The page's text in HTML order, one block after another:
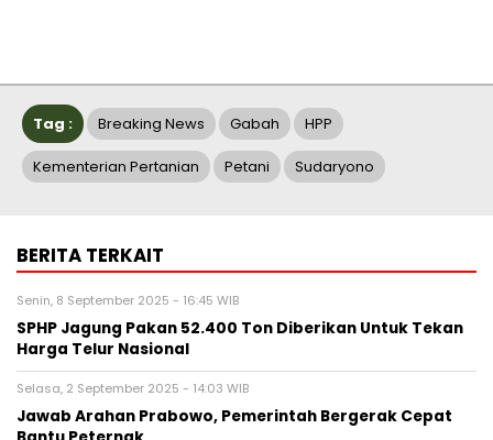
Tag : Breaking News Gabah HPP
Kementerian Pertanian Petani Sudaryono
BERITA TERKAIT
Senin, 8 September 2025 - 16:45 WIB
SPHP Jagung Pakan 52.400 Ton Diberikan Untuk Tekan
Harga Telur Nasional
Selasa, 2 September 2025 - 14:03 WIB
Jawab Arahan Prabowo, Pemerintah Bergerak Cepat